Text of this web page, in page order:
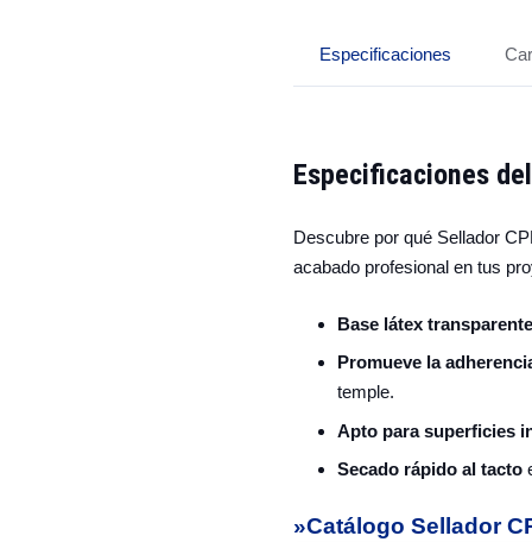
Especificaciones
Especificaciones
Descubre por qué Sellador
acabado profesional en tus
Base látex
Promueve la
temple.
Apto para superficies
Secado rápido al tacto
»Catálogo Sellador